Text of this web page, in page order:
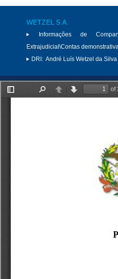
WETZEL S.A.
Informações de
Extrajudicial\Contas
DRI: André Luís Wetzel da Silva